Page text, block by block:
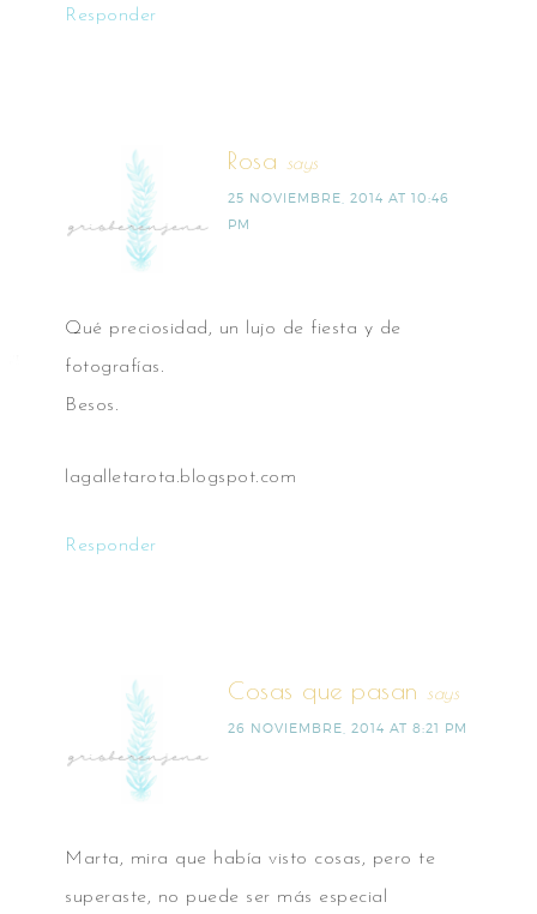
Responder
Rosa says
25 NOVIEMBRE, 2014 AT 10:46
PM
Qué preciosidad, un lujo de fiesta y de
fotografías.
Besos.
lagalletarota.blogspot.com
Responder
Cosas que pasan says
26 NOVIEMBRE, 2014 AT 8:21 PM
Marta, mira que había visto cosas, pero te
superaste, no puede ser más especial